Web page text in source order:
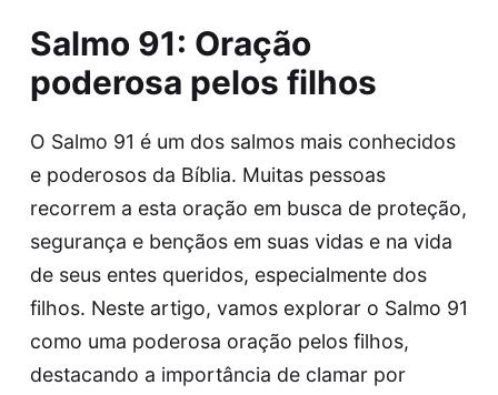
Salmo 91: Oração
poderosa pelos filhos
O Salmo 91 é um dos salmos mais conhecidos
e poderosos da Bíblia. Muitas pessoas
recorrem a esta oração em busca de proteção,
segurança e bençãos em suas vidas e na vida
de seus entes queridos, especialmente dos
filhos. Neste artigo, vamos explorar o Salmo 91
como uma poderosa oração pelos filhos,
destacando a importância de clamar por